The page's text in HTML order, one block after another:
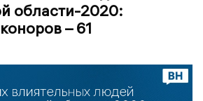
области-2020:
– 61